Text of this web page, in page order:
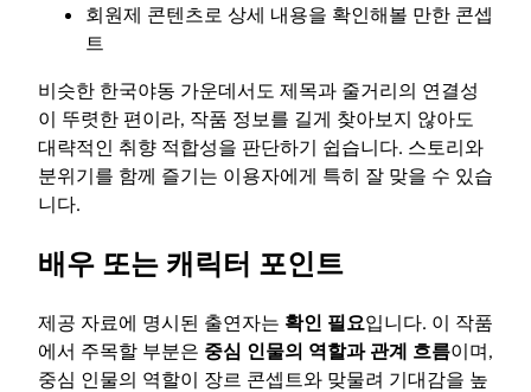
회원제 콘텐츠로 상세 내용을 확인해볼 만한 콘셉
트
비슷한 한국야동 가운데서도 제목과 줄거리의 연결성
이 뚜렷한 편이라, 작품 정보를 길게 찾아보지 않아도
대략적인 취향 적합성을 판단하기 쉽습니다. 스토리와
분위기를 함께 즐기는 이용자에게 특히 잘 맞을 수 있습
니다.
배우 또는 캐릭터 포인트
제공 자료에 명시된 출연자는 확인 필요입니다. 이 작품
에서 주목할 부분은 중심 인물의 역할과 관계 흐름이며,
중심 인물의 역할이 장르 콘셉트와 맞물려 기대감을 높